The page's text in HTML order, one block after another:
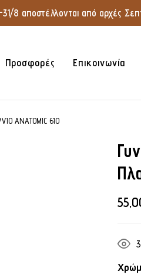
8 αποστέλλονται από αρχές
Προσφορές Επικοινωνία
ANATOMIC 610
3